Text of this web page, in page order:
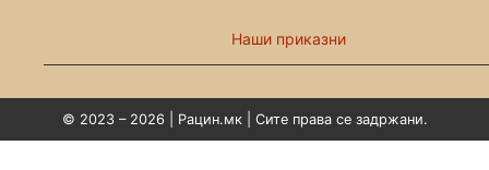
Наши приказни
© 2023 – 2026 | Рацин.мк | Сите права се задржани.